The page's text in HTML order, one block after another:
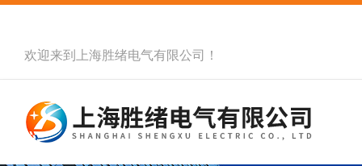
欢迎来到 上海胜绪电气有限公司 ！